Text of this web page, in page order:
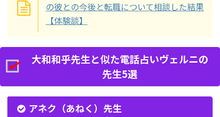
の彼との今後と転職について相談した結果
【体験談】
大和和乎先生と似た電話占いヴェルニの
先生5選
アネク（あねく）先生